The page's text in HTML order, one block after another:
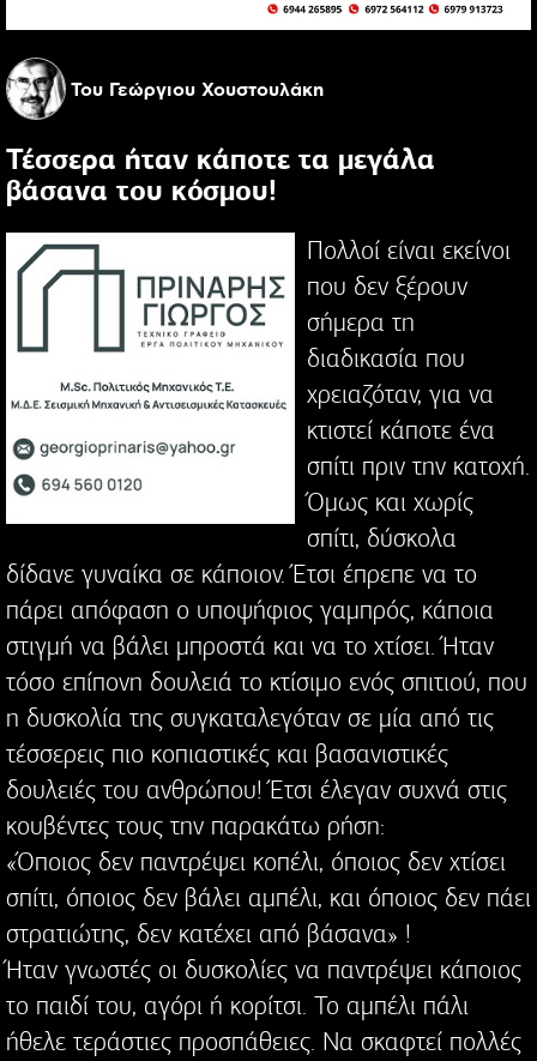
Του Γεώργιου Χουστουλάκη
Τέσσερα ήταν κάποτε τα μεγάλα
βάσανα του κόσμου!
Πολλοί είναι εκείνοι
που δεν ξέρουν
σήμερα τη
διαδικασία που
χρειαζόταν, για να
κτιστεί κάποτε ένα
σπίτι πριν την κατοχή.
Όμως και χωρίς
σπίτι, δύσκολα
δίδανε γυναίκα σε κάποιον. Έτσι έπρεπε να το
πάρει απόφαση ο υποψήφιος γαμπρός, κάποια
στιγμή να βάλει μπροστά και να το χτίσει. Ήταν
τόσο επίπονη δουλειά το κτίσιμο ενός σπιτιού, που
η δυσκολία της συγκαταλεγόταν σε μία από τις
τέσσερεις πιο κοπιαστικές και βασανιστικές
δουλειές του ανθρώπου! Έτσι έλεγαν συχνά στις
κουβέντες τους την παρακάτω ρήση:
«Όποιος δεν παντρέψει κοπέλι, όποιος δεν χτίσει
σπίτι, όποιος δεν βάλει αμπέλι, και όποιος δεν πάει
στρατιώτης, δεν κατέχει από βάσανα» !
Ήταν γνωστές οι δυσκολίες να παντρέψει κάποιος
το παιδί του, αγόρι ή κορίτσι. Το αμπέλι πάλι
ήθελε τεράστιες προσπάθειες. Να σκαφτεί πολλές